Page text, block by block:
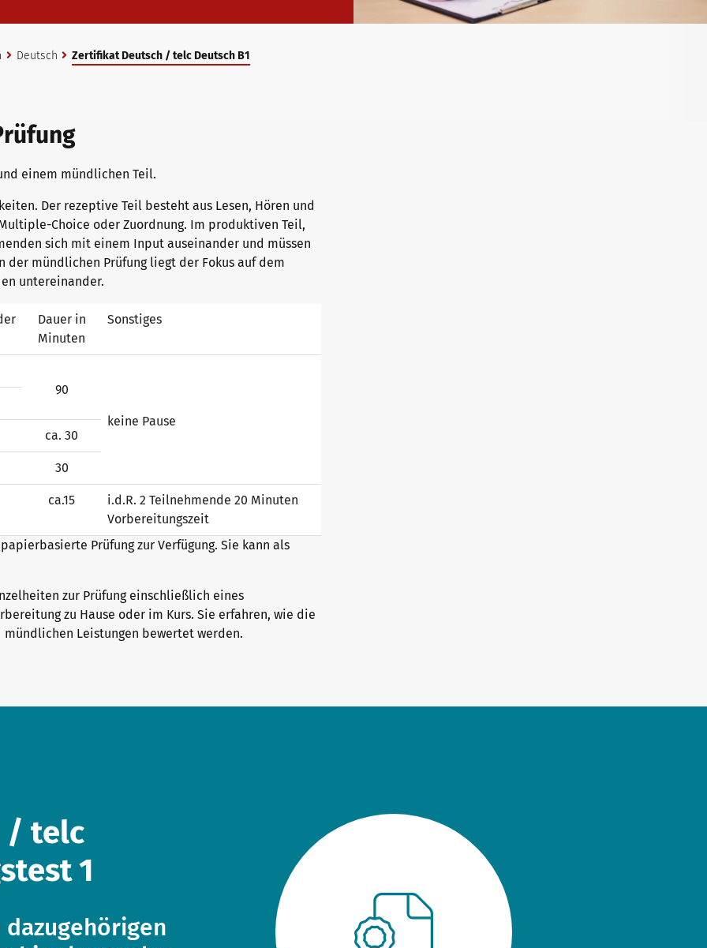
Deutsch Zertifikat Deutsch / telc Deutsch B1
einem mündlichen Teil.
Der rezeptive Teil besteht aus Lesen, Hören und
Choice oder Zuordnung. Im produktiven Teil,
sich mit einem Input auseinander und müssen
mündlichen Prüfung liegt der Fokus auf dem
untereinander.
Dauer in
Minuten
Sonstiges
90
keine Pause
ca. 30
30
ca.15
i.d.R. 2 Teilnehmende 20 Minuten
Vorbereitungszeit
Prüfung zur Verfügung. Sie kann als
zur Prüfung einschließlich eines
zu Hause oder im Kurs. Sie erfahren, wie die
Leistungen bewertet werden.
/ telc
1